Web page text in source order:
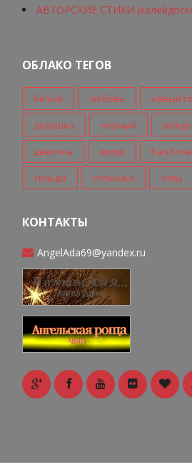
АВТОРСКИЕ СТИХИ
ОБЛАКО ТЕГОВ
белый любовь новый
девушка черный
девочка юмор hand-
тильда сплюшка заяц
КОНТАКТЫ
AngelAda69@yandex.ru